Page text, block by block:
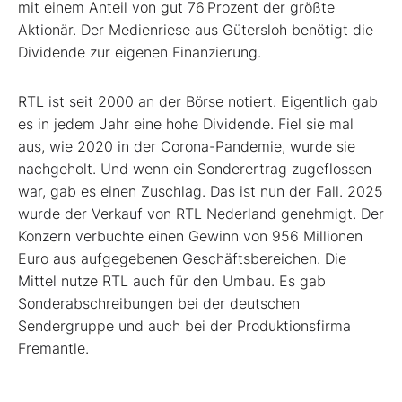
mit einem Anteil von gut 76 Prozent der größte
Aktionär. Der Medienriese aus Gütersloh benötigt die
Dividende zur eigenen Finanzierung.
RTL ist seit 2000 an der Börse notiert. Eigentlich gab
es in jedem Jahr eine hohe Dividende. Fiel sie mal
aus, wie 2020 in der Corona-Pandemie, wurde sie
nachgeholt. Und wenn ein Sonderertrag zugeflossen
war, gab es einen Zuschlag. Das ist nun der Fall. 2025
wurde der Verkauf von RTL Nederland genehmigt. Der
Konzern verbuchte einen Gewinn von 956 Millionen
Euro aus aufgegebenen Geschäftsbereichen. Die
Mittel nutze RTL auch für den Umbau. Es gab
Sonderabschreibungen bei der deutschen
Sendergruppe und auch bei der Produktionsfirma
Fremantle.